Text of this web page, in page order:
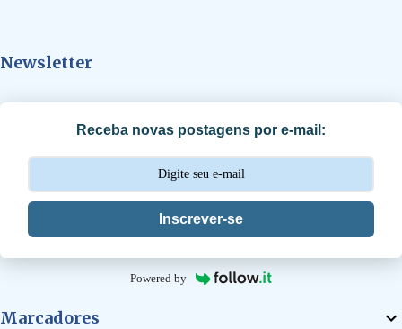
á
s
Newsletter
Receba novas postagens por e-mail:
Inscrever-se
Powered by
Marcadores